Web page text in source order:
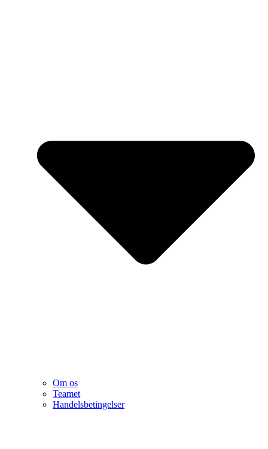
Om os
Teamet
Handelsbetingelser